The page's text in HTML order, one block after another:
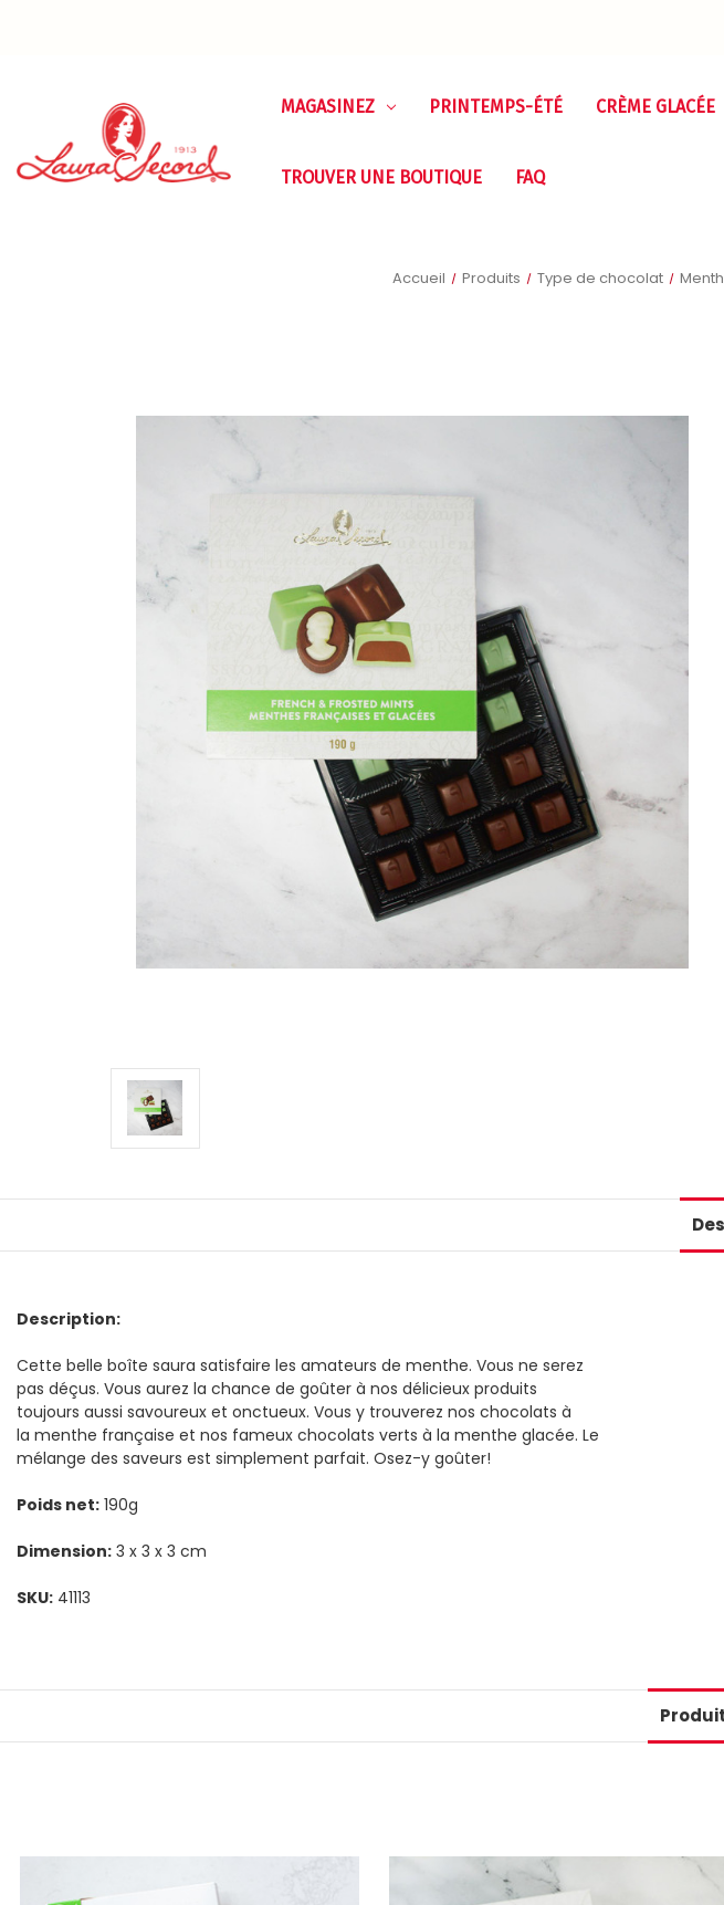
MAGASINEZ PRINTEMPS-ÉTÉ CRÈME GLACÉE
TROUVER UNE BOUTIQUE FAQ
Accueil Produits Type de chocolat
Description:
Cette belle boîte saura satisfaire les amateurs de menthe. Vous ne serez
pas déçus. Vous aurez la chance de goûter à nos délicieux produits
toujours aussi savoureux et onctueux. Vous y trouverez nos chocolats à
la menthe française et nos fameux chocolats verts à la menthe glacée. Le
mélange des saveurs est simplement parfait. Osez-y goûter!
Poids net: 190g
Dimension: 3 x 3 x 3 cm
SKU: 41113